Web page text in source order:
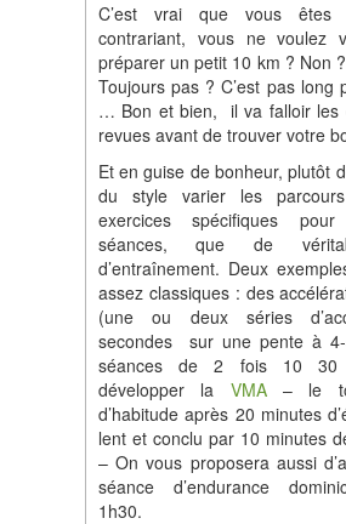
C’est vrai que vous êtes
contrariant, vous ne voulez
préparer un petit 10 km ? Non
Toujours pas ? C’est pas long
… Bon et bien, il va falloir les
revues avant de trouver votre
Et en guise de bonheur, plutôt
du style varier les
exercices spécifiques
séances, que de
d’entraînement. Deux
assez classiques : des
(une ou deux séries
secondes sur une pente à
séances de 2 fois 10
développer la VMA– le
d’habitude après 20 minutes
lent et conclu par 10 minutes
– On vous proposera aussi
séance d’endurance
1h30.